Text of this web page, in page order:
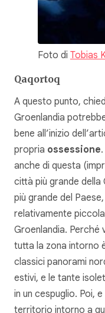
Foto di Tobias
Qaqortoq
A questo punto,
Groenlandia
bene all’inizio
propria ossessione
anche di questa
città più grande della
più grande del
relativamente
Groenlandia. Perché
tutta la zona intorno
classici panorami
estivi, e le tante
in un cespuglio. Poi,
territorio intorno a